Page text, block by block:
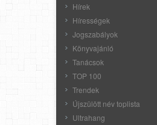
Hírek
Hírességek
Jogszabályok
Könyvajánló
Tanácsok
TOP 100
Trendek
Újszülött név toplista
Ultrahang